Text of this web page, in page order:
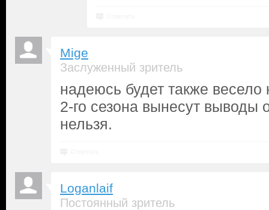
Mige
Заслуженный зритель
надеюсь будет также весело
2-го сезона вынесут выводы
нельзя.
Loganlaif
Постоянный зритель